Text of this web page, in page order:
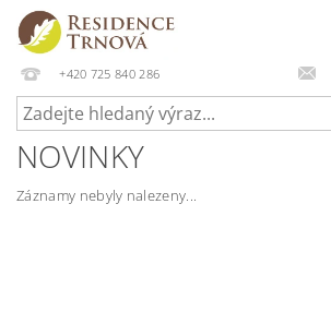
+420 725 840 286
NOVINKY
Záznamy nebyly nalezeny...